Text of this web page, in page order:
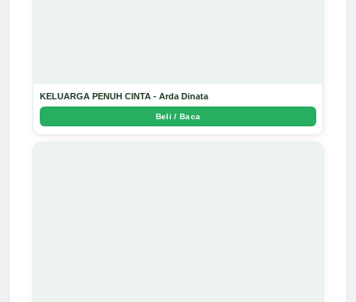
KELUARGA PENUH CINTA - Arda Dinata
Beli / Baca